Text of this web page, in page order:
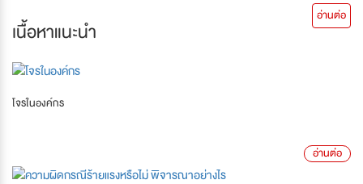
เนื้อหาแนะนำ
อ่านต่อ
โจรในองค์กร
อ่านต่อ